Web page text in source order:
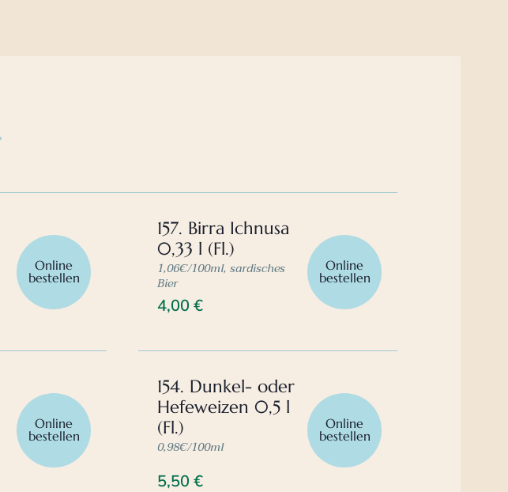
Online
bestellen
157. Birra Ichnusa
0,33 l (Fl.)
4,00 €
1,06€/100ml, sardisches
Bier
Online
bestellen
Online
bestellen
154. Dunkel- oder
Hefeweizen 0,5 l
(Fl.)
5,50 €
0,98€/100ml
Online
bestellen